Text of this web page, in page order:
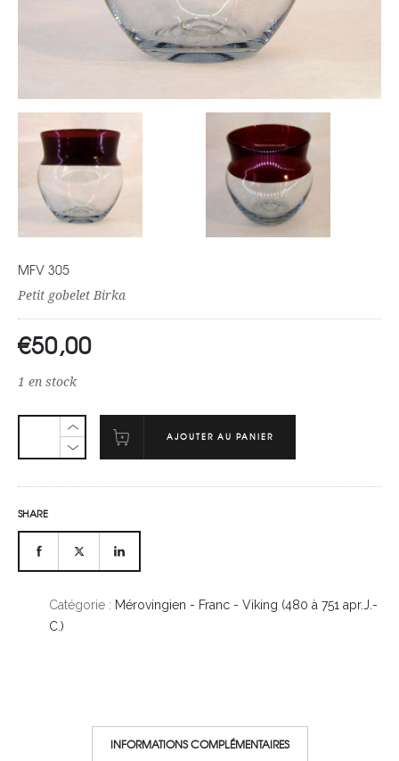
MFV 305
Petit gobelet Birka
€50,00
1 en stock
AJOUTER AU PANIER
SHARE
Catégorie : Mérovingien - Franc - Viking (480 à 751 apr.J.-
C.)
INFORMATIONS COMPLÉMENTAIRES